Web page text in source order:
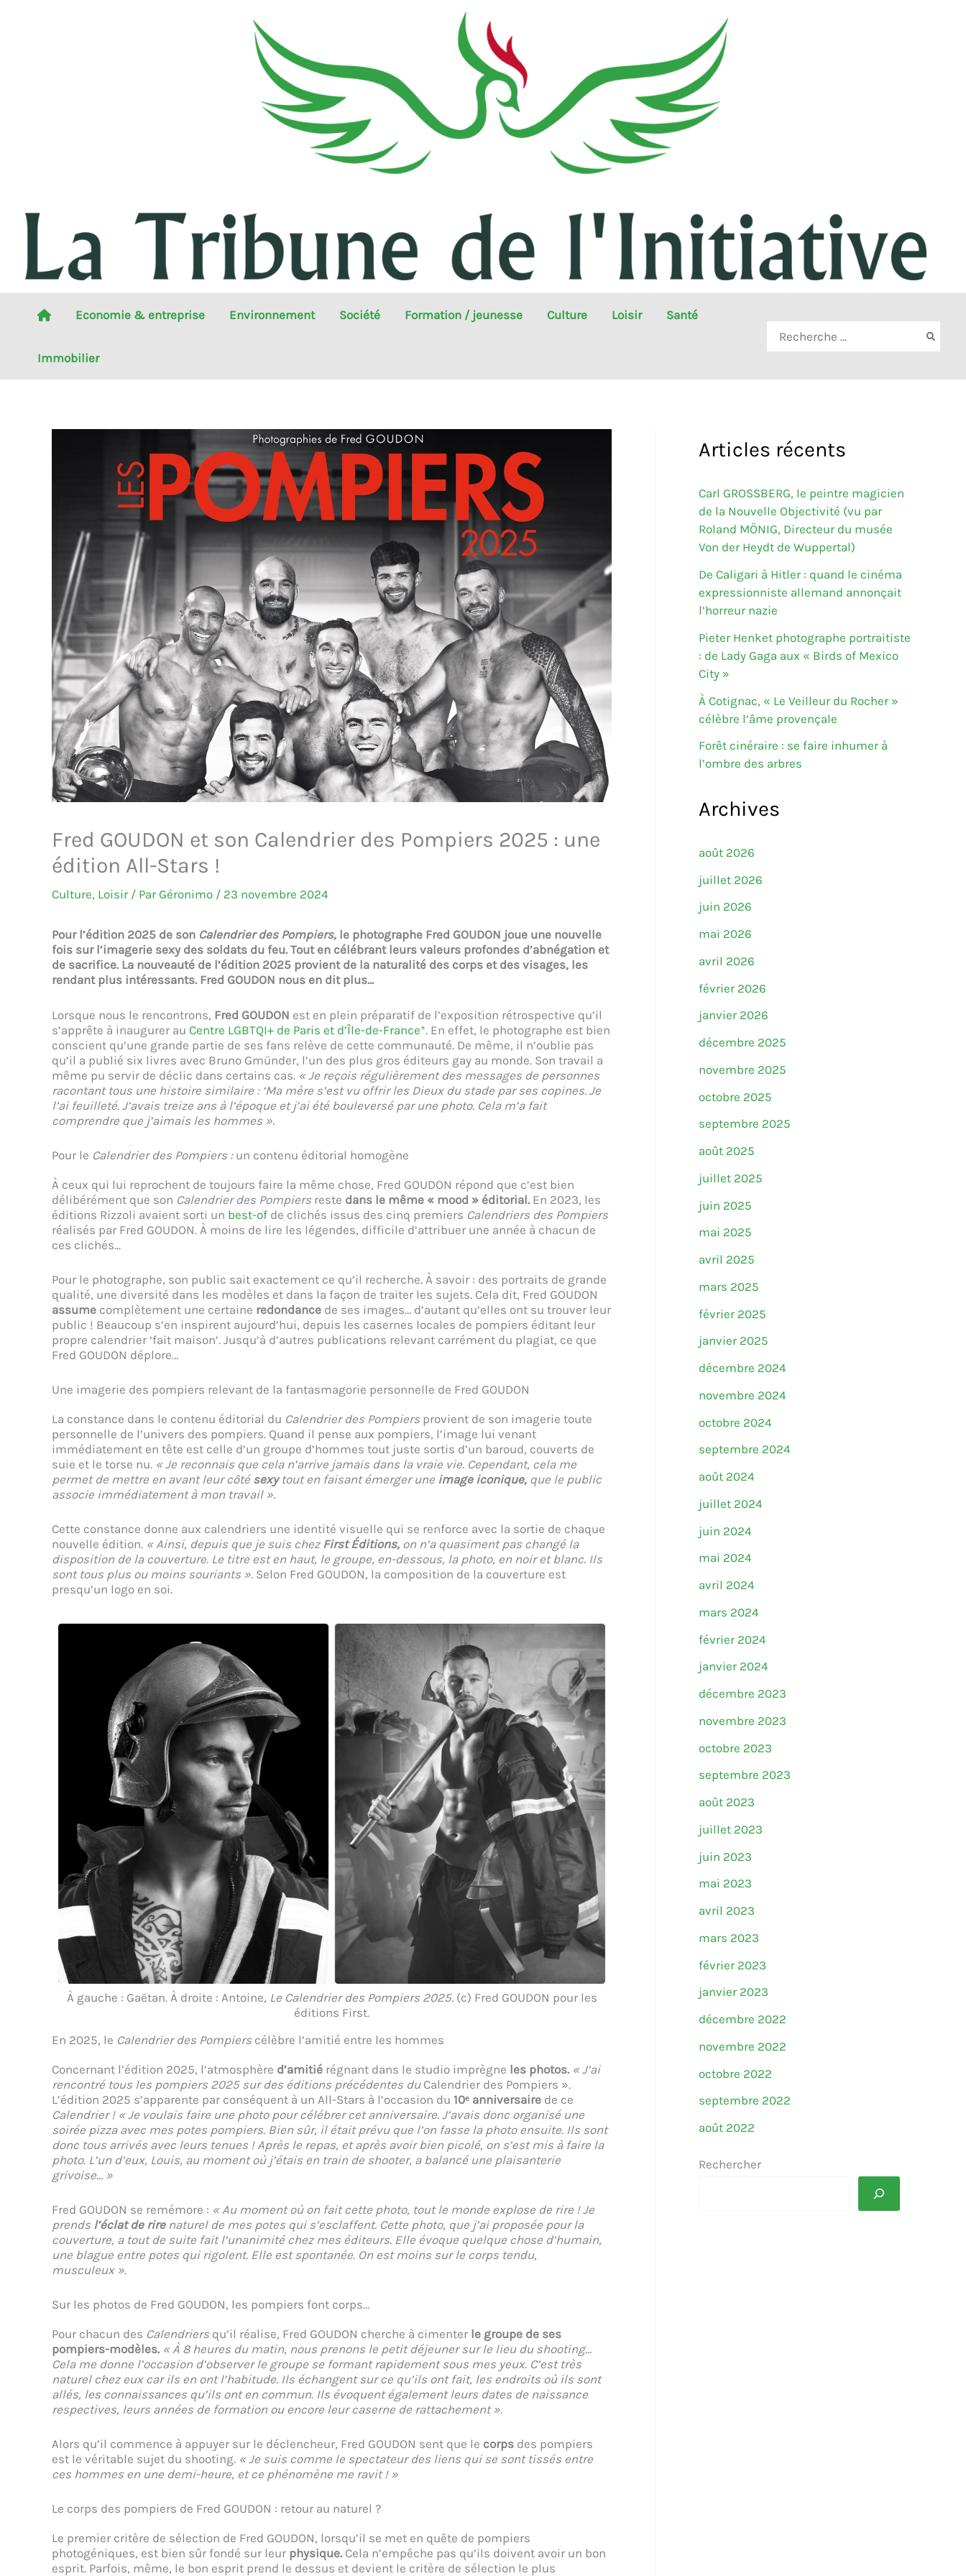
Economie & entreprise Environnement Société Formation / jeunesse Culture Loisir Santé
Immobilier
Fred GOUDON et son Calendrier des Pompiers 2025 : une
édition All-Stars !
Culture, Loisir / Par Géronimo / 23 novembre 2024
Pour l’édition 2025 de son Calendrier des Pompiers, le photographe Fred GOUDON joue une nouvelle
fois sur l’imagerie sexy des soldats du feu. Tout en célébrant leurs valeurs profondes d’abnégation et
de sacrifice. La nouveauté de l’édition 2025 provient de la naturalité des corps et des visages, les
rendant plus intéressants. Fred GOUDON nous en dit plus…
Lorsque nous le rencontrons, Fred GOUDON est en plein préparatif de l’exposition rétrospective qu’il
s’apprête à inaugurer au Centre LGBTQI+ de Paris et d’Île-de-France*. En effet, le photographe est bien
conscient qu’une grande partie de ses fans relève de cette communauté. De même, il n’oublie pas
qu’il a publié six livres avec Bruno Gmünder, l’un des plus gros éditeurs gay au monde. Son travail a
même pu servir de déclic dans certains cas. « Je reçois régulièrement des messages de personnes
racontant tous une histoire similaire : ‘Ma mère s’est vu offrir les Dieux du stade par ses copines. Je
l’ai feuilleté. J’avais treize ans à l’époque et j’ai été bouleversé par une photo. Cela m’a fait
comprendre que j’aimais les hommes ».
Pour le Calendrier des Pompiers :un contenu éditorial homogène
À ceux qui lui reprochent de toujours faire la même chose, Fred GOUDON répond que c’est bien
délibérément que son Calendrier des Pompiers reste dans le même « mood » éditorial. En 2023, les
éditions Rizzoli avaient sorti un best-of de clichés issus des cinq premiers Calendriers des Pompiers
réalisés par Fred GOUDON. À moins de lire les légendes, difficile d’attribuer une année à chacun de
ces clichés…
Pour le photographe, son public sait exactement ce qu’il recherche. À savoir : des portraits de grande
qualité, une diversité dans les modèles et dans la façon de traiter les sujets. Cela dit, Fred GOUDON
assume complètement une certaine redondance de ses images… d’autant qu’elles ont su trouver leur
public ! Beaucoup s’en inspirent aujourd’hui, depuis les casernes locales de pompiers éditant leur
propre calendrier ‘fait maison’. Jusqu’à d’autres publications relevant carrément du plagiat, ce que
Fred GOUDON déplore…
Une imagerie des pompiers relevant de la fantasmagorie personnelle de Fred GOUDON
La constance dans le contenu éditorial du Calendrier des Pompiers provient de son imagerie toute
personnelle de l’univers des pompiers. Quand il pense aux pompiers, l’image lui venant
immédiatement en tête est celle d’un groupe d’hommes tout juste sortis d’un baroud, couverts de
suie et le torse nu. « Je reconnais que cela n’arrive jamais dans la vraie vie. Cependant, cela me
permet de mettre en avant leur côté sexytout en faisant émerger une image iconique, que le public
associe immédiatement à mon travail ».
Cette constance donne aux calendriers une identité visuelle qui se renforce avec la sortie de chaque
nouvelle édition. « Ainsi, depuis que je suis chez First Éditions, on n’a quasiment pas changé la
disposition de la couverture. Le titre est en haut, le groupe, en-dessous, la photo, en noir et blanc. Ils
sont tous plus ou moins souriants ». Selon Fred GOUDON, la composition de la couverture est
presqu’un logo en soi.
À gauche : Gaëtan. À droite : Antoine, Le Calendrier des Pompiers 2025.(c) Fred GOUDON pour les
éditions First.
En 2025, le Calendrier des Pompiers célèbre l’amitié entre les hommes
Concernant l’édition 2025, l’atmosphère d’amitié régnant dans le studio imprègne les photos. « J’ai
rencontré tous les pompiers 2025 sur des éditions précédentes du Calendrier des Pompiers ».
L’édition 2025 s’apparente par conséquent à un All-Stars à l’occasion du 10ᵉ anniversaire de ce
Calendrier ! « Je voulais faire une photo pour célébrer cet anniversaire. J’avais donc organisé une
soirée pizza avec mes potes pompiers. Bien sûr, il était prévu que l’on fasse la photo ensuite. Ils sont
donc tous arrivés avec leurs tenues ! Après le repas, et après avoir bien picolé, on s’est mis à faire la
photo. L’un d’eux, Louis, au moment où j’étais en train de shooter, a balancé une plaisanterie
grivoise… »
Fred GOUDON se remémore : « Au moment où on fait cette photo, tout le monde explose de rire ! Je
prends l’éclat de rirenaturel de mes potes qui s’esclaffent. Cette photo, que j’ai proposée pour la
couverture, a tout de suite fait l’unanimité chez mes éditeurs. Elle évoque quelque chose d’humain,
une blague entre potes qui rigolent. Elle est spontanée. On est moins sur le corps tendu,
musculeux ».
Sur les photos de Fred GOUDON, les pompiers font corps…
Pour chacun des Calendriers qu’il réalise, Fred GOUDON cherche à cimenter le groupe de ses
pompiers-modèles. « À 8 heures du matin, nous prenons le petit déjeuner sur le lieu du shooting…
Cela me donne l’occasion d’observer le groupe se formant rapidement sous mes yeux. C’est très
naturel chez eux car ils en ont l’habitude. Ils échangent sur ce qu’ils ont fait, les endroits où ils sont
allés, les connaissances qu’ils ont en commun. Ils évoquent également leurs dates de naissance
respectives, leurs années de formation ou encore leur caserne de rattachement ».
Alors qu’il commence à appuyer sur le déclencheur, Fred GOUDON sent que le corps des pompiers
est le véritable sujet du shooting. « Je suis comme le spectateur des liens qui se sont tissés entre
ces hommes en une demi-heure, et ce phénomène me ravit ! »
Le corps des pompiers de Fred GOUDON : retour au naturel ?
Le premier critère de sélection de Fred GOUDON, lorsqu’il se met en quête de pompiers
photogéniques, est bien sûr fondé sur leur physique. Cela n’empêche pas qu’ils doivent avoir un bon
esprit. Parfois, même, le bon esprit prend le dessus et devient le critère de sélection le plus
Articles récents
Carl GROSSBERG, le peintre magicien
de la Nouvelle Objectivité (vu par
Roland MÖNIG, Directeur du musée
Von der Heydt de Wuppertal)
De Caligari à Hitler : quand le cinéma
expressionniste allemand annonçait
l’horreur nazie
Pieter Henket photographe portraitiste
: de Lady Gaga aux « Birds of Mexico
City »
À Cotignac, « Le Veilleur du Rocher »
célèbre l’âme provençale
Forêt cinéraire : se faire inhumer à
l’ombre des arbres
Archives
août 2026
juillet 2026
juin 2026
mai 2026
avril 2026
février 2026
janvier 2026
décembre 2025
novembre 2025
octobre 2025
septembre 2025
août 2025
juillet 2025
juin 2025
mai 2025
avril 2025
mars 2025
février 2025
janvier 2025
décembre 2024
novembre 2024
octobre 2024
septembre 2024
août 2024
juillet 2024
juin 2024
mai 2024
avril 2024
mars 2024
février 2024
janvier 2024
décembre 2023
novembre 2023
octobre 2023
septembre 2023
août 2023
juillet 2023
juin 2023
mai 2023
avril 2023
mars 2023
février 2023
janvier 2023
décembre 2022
novembre 2022
octobre 2022
septembre 2022
août 2022
Rechercher